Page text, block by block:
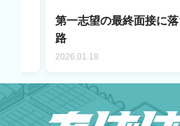
第一志望の最終面接に
路
2026.01.18